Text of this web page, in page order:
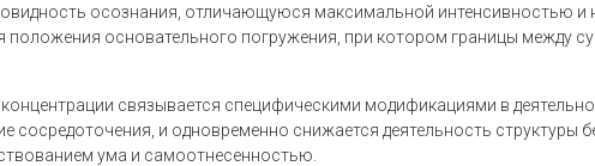
осознания, отличающуюся максимальной интенсивностью и
положения основательного погружения, при котором границы между
связывается специфическими модификациями в
сосредоточения, и одновременно снижается деятельность структуры
ума и самоотнесенностью.